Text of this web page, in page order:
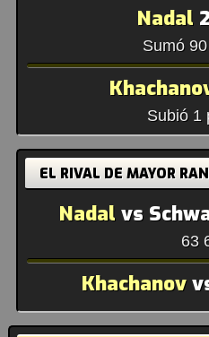
Nadal
Sumó
Subió 1
EL RIVAL DE MAYOR
Nadal vs
63
Khachanov